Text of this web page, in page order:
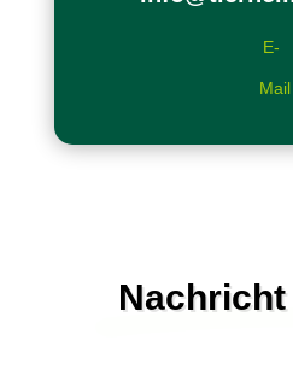
E-
Mail